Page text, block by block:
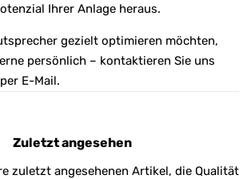
Ihrer Anlage heraus.
gezielt optimieren möchten,
persönlich – kontaktieren Sie uns
E-Mail.
Zuletzt angesehen
zuletzt angesehenen Artikel, die Qualität